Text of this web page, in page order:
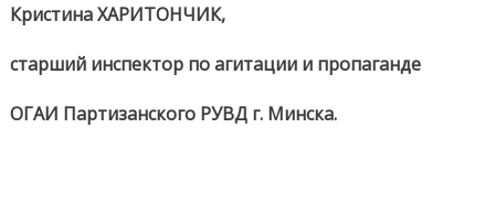
Кристина ХАРИТОНЧИК,
старший инспектор по агитации и пропаганде
ОГАИ Партизанского РУВД г. Минска.